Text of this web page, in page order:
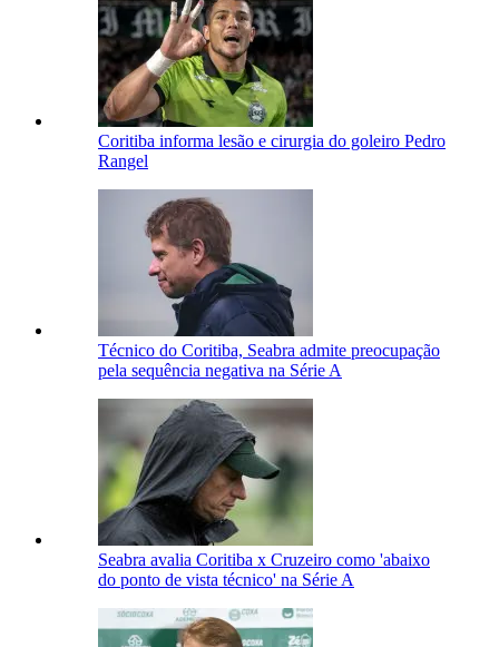
Coritiba informa lesão e cirurgia do goleiro Pedro
Rangel
Técnico do Coritiba, Seabra admite preocupação
pela sequência negativa na Série A
Seabra avalia Coritiba x Cruzeiro como 'abaixo
do ponto de vista técnico' na Série A